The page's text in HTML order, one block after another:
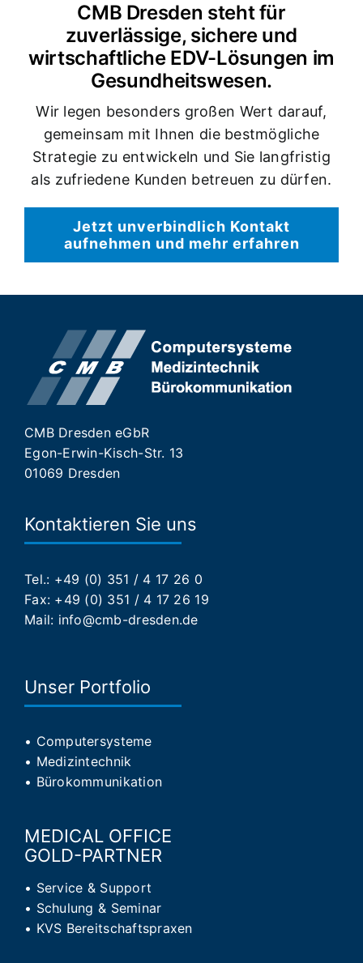
CMB Dresden steht für
zuverlässige, sichere und
wirtschaftliche EDV-Lösungen im
Gesundheitswesen.
Wir legen besonders großen Wert darauf,
gemeinsam mit Ihnen die bestmögliche
Strategie zu entwickeln und Sie langfristig
als zufriedene Kunden betreuen zu dürfen.
Jetzt unverbindlich Kontakt
aufnehmen und mehr erfahren
CMB Dresden eGbR
Egon-Erwin-Kisch-Str. 13
01069 Dresden
Kontaktieren Sie uns
Tel.: +49 (0) 351 / 4 17 26 0
Fax: +49 (0) 351 / 4 17 26 19
Mail: info@cmb-dresden.de
Unser Portfolio
• Computersysteme
• Medizintechnik
• Bürokommunikation
MEDICAL OFFICE
GOLD-PARTNER
• Service & Support
• Schulung & Seminar
• KVS Bereitschaftspraxen